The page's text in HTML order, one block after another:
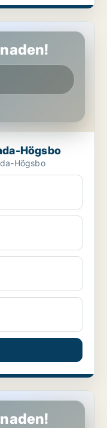
Högsbo
Högsbo